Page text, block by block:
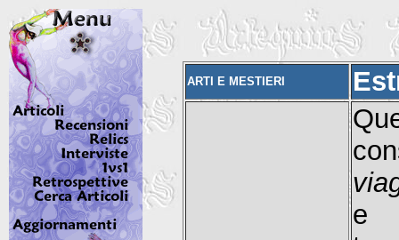
ARTI E MESTIERI
e